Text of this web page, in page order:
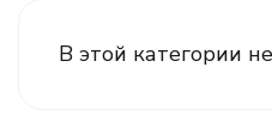
В этой категории